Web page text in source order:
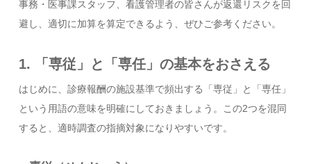
事務・医事課スタッフ、看護管理者の皆さんが返還リスクを回
避し、適切に加算を算定できるよう、ぜひご参考ください。
1. 「専従」と「専任」の基本をおさえる
はじめに、診療報酬の施設基準で頻出する「専従」と「専任」
という用語の意味を明確にしておきましょう。この2つを混同
すると、適時調査の指摘対象になりやすいです。